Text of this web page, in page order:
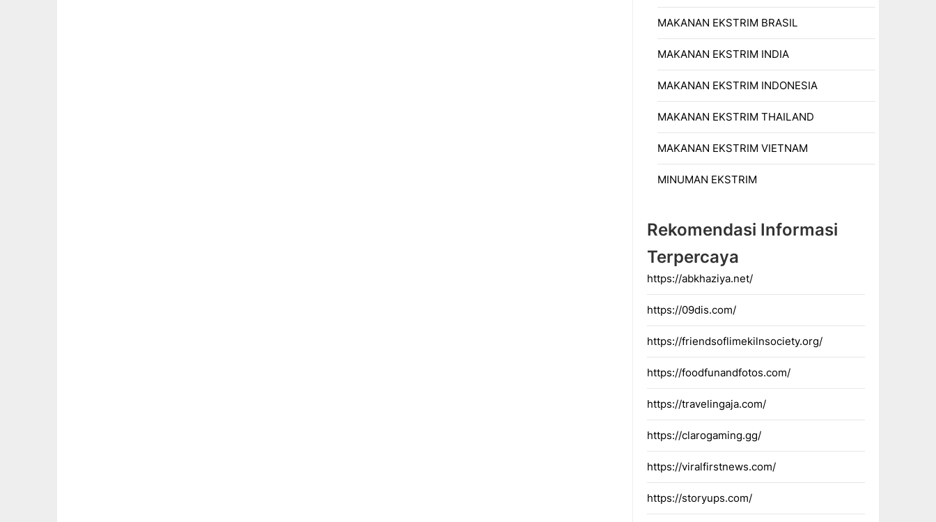
MAKANAN EKSTRIM BRASIL
MAKANAN EKSTRIM INDIA
MAKANAN EKSTRIM INDONESIA
MAKANAN EKSTRIM THAILAND
MAKANAN EKSTRIM VIETNAM
MINUMAN EKSTRIM
Rekomendasi Informasi
Terpercaya
https://abkhaziya.net/
https://09dis.com/
https://friendsoflimekilnsociety.org/
https://foodfunandfotos.com/
https://travelingaja.com/
https://clarogaming.gg/
https://viralfirstnews.com/
https://storyups.com/